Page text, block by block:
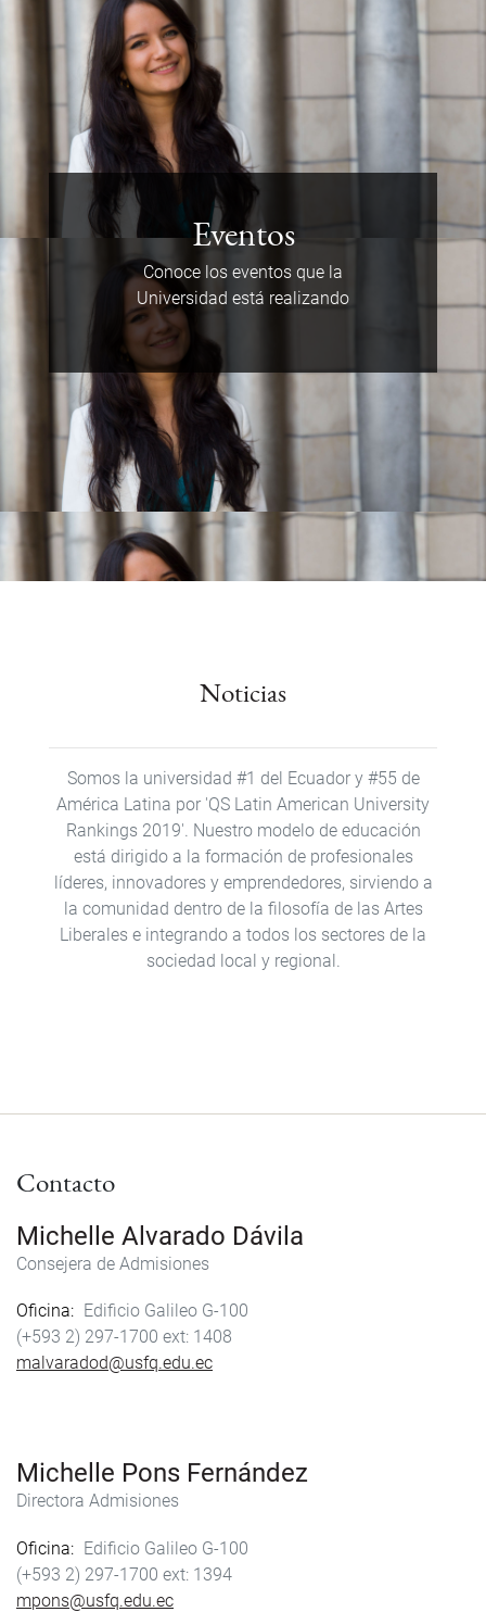
Eventos
Conoce los eventos que la
Universidad está realizando
Noticias
Somos la universidad #1 del Ecuador y #55 de
América Latina por 'QS Latin American University
Rankings 2019'​. Nuestro modelo de educación
está dirigido a la formación de profesionales
líderes, innovadores y emprendedores, sirviendo a
la comunidad dentro de la filosofía de las Artes
Liberales e integrando a todos los sectores de la
sociedad local y regional.
Contacto
Michelle Alvarado Dávila
Consejera de Admisiones
Oficina
Edificio Galileo G-100
(+593 2) 297-1700
1408
malvaradod@usfq.edu.ec
Michelle Pons Fernández
Directora Admisiones
Oficina
Edificio Galileo G-100
(+593 2) 297-1700
1394
mpons@usfq.edu.ec